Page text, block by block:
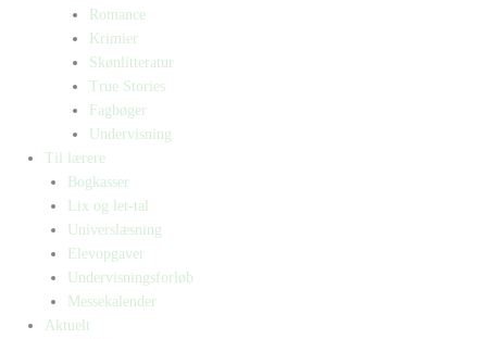
Romance
Krimier
Skønlitteratur
True Stories
Fagbøger
Undervisning
Til lærere
Bogkasser
Lix og let-tal
Universlæsning
Elevopgaver
Undervisningsforløb
Messekalender
Aktuelt